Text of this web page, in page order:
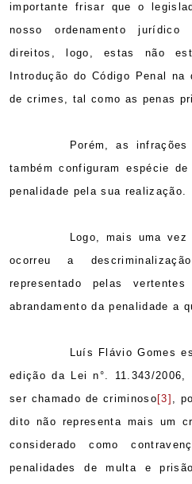
importante frisar que o
nosso ordenamento
direitos, logo, estas não
Introdução do Código Penal na
de crimes, tal como as penas
Porém, as
também configuram espécie
penalidade pela sua realização.
Logo, mais uma vez
ocorreu a
representado pelas
abrandamento da penalidade a
Luís Flávio Gomes
edição da Lei n°. 11.343/
ser chamado de criminoso [3] ,
dito não representa mais um
considerado como
penalidades de multa e